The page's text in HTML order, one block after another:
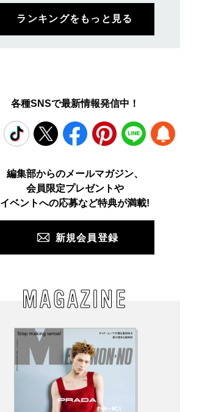
ランキングをもっと見る
各種SNSで最新情報発信中！
TikTok Facebook Pinterest LINE
編集部からのメールマガジン、
会員限定プレゼントや
イベントへの応募など特典が満載!
新規会員登録
MAGAZINE